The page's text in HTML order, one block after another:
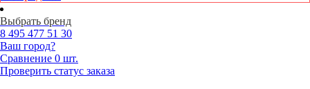
Выбрать бренд
8 495 477 51 30
Ваш город?
Сравнение 0 шт.
Проверить статус заказа